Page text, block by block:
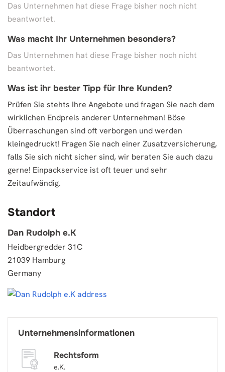
Das Unternehmen hat diese Frage bisher noch nicht
beantwortet.
Was macht Ihr Unternehmen besonders?
Das Unternehmen hat diese Frage bisher noch nicht
beantwortet.
Was ist ihr bester Tipp für Ihre Kunden?
Prüfen Sie stehts Ihre Angebote und fragen Sie nach dem
wirklichen Endpreis anderer Unternehmen! Böse
Überraschungen sind oft verborgen und werden
kleingedruckt! Fragen Sie nach einer Zusatzversicherung,
falls Sie sich nicht sicher sind, wir beraten Sie auch dazu
gerne! Einpackservice ist oft teuer und sehr
Zeitaufwändig.
Standort
Dan Rudolph e.K
Heidbergredder 31C
21039 Hamburg
Germany
Unternehmensinformationen
Rechtsform
e.K.